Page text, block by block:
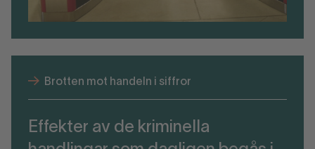
Brotten mot handeln i siffror
Effekter av de kriminella